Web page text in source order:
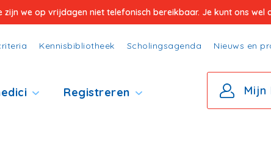
we op vrijdagen niet telefonisch bereikbaar. Je kunt ons wel
Kennisbibliotheek Scholingsagenda Nieuws en
Registreren Mijn